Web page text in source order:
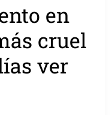
en
cruel
ver